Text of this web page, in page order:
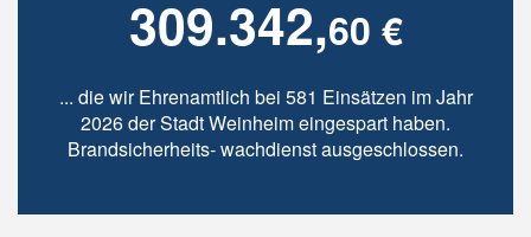
309.342,60 €
... die wir Ehrenamtlich bei 581 Einsätzen im Jahr
2026 der Stadt Weinheim eingespart haben.
Brandsicherheits- wachdienst ausgeschlossen.